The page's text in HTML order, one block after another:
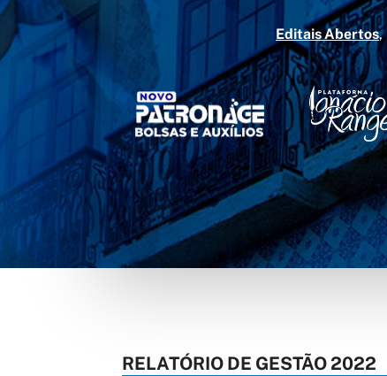
Editais Abertos
RELATÓRIO DE GESTÃO 2022